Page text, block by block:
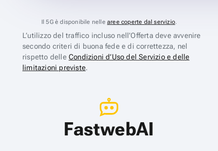
Il 5G è disponibile nelle aree coperte dal servizio.
L’utilizzo del traffico incluso nell’Offerta deve avvenire
secondo criteri di buona fede e di correttezza, nel
rispetto delle Condizioni d’Uso del Servizio e delle
limitazioni previste.
FastwebAI